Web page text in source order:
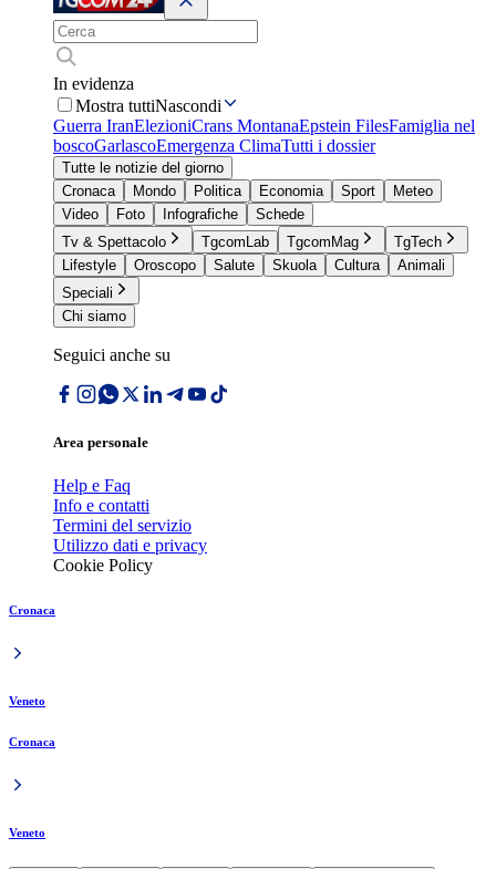
In evidenza
Mostra tuttiNascondi
Guerra IranElezioniCrans MontanaEpstein FilesFamiglia nel
boscoGarlascoEmergenza ClimaTutti i dossier
Tutte le notizie del giorno
Cronaca
Mondo Politica Economia Sport
Meteo
Video
Foto Infografiche
Schede
Tv & Spettacolo
TgcomLab TgcomMag
TgTech
Lifestyle
Oroscopo Salute Skuola Cultura
Animali
Speciali
Chi siamo
Seguici anche su
Area personale
Help e Faq
Info e contatti
Termini del servizio
Utilizzo dati e privacy
Cookie Policy
Cronaca
Veneto
Cronaca
Veneto